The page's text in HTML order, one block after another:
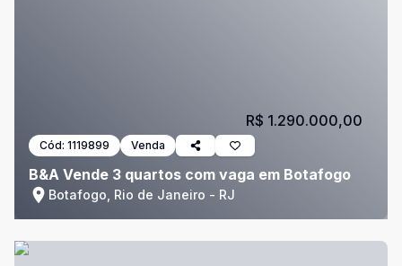
Cód: 1119899 Venda
B&A Vende 3 quartos com vaga em Botafogo
Botafogo, Rio de Janeiro - RJ
R$ 1.290.000,00